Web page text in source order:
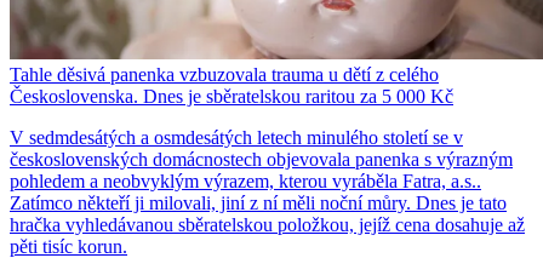
Tahle děsivá panenka vzbuzovala trauma u dětí z celého
Československa. Dnes je sběratelskou raritou za 5 000 Kč
V sedmdesátých a osmdesátých letech minulého století se v
československých domácnostech objevovala panenka s výrazným
pohledem a neobvyklým výrazem, kterou vyráběla Fatra, a.s..
Zatímco někteří ji milovali, jiní z ní měli noční můry. Dnes je tato
hračka vyhledávanou sběratelskou položkou, jejíž cena dosahuje až
pěti tisíc korun.